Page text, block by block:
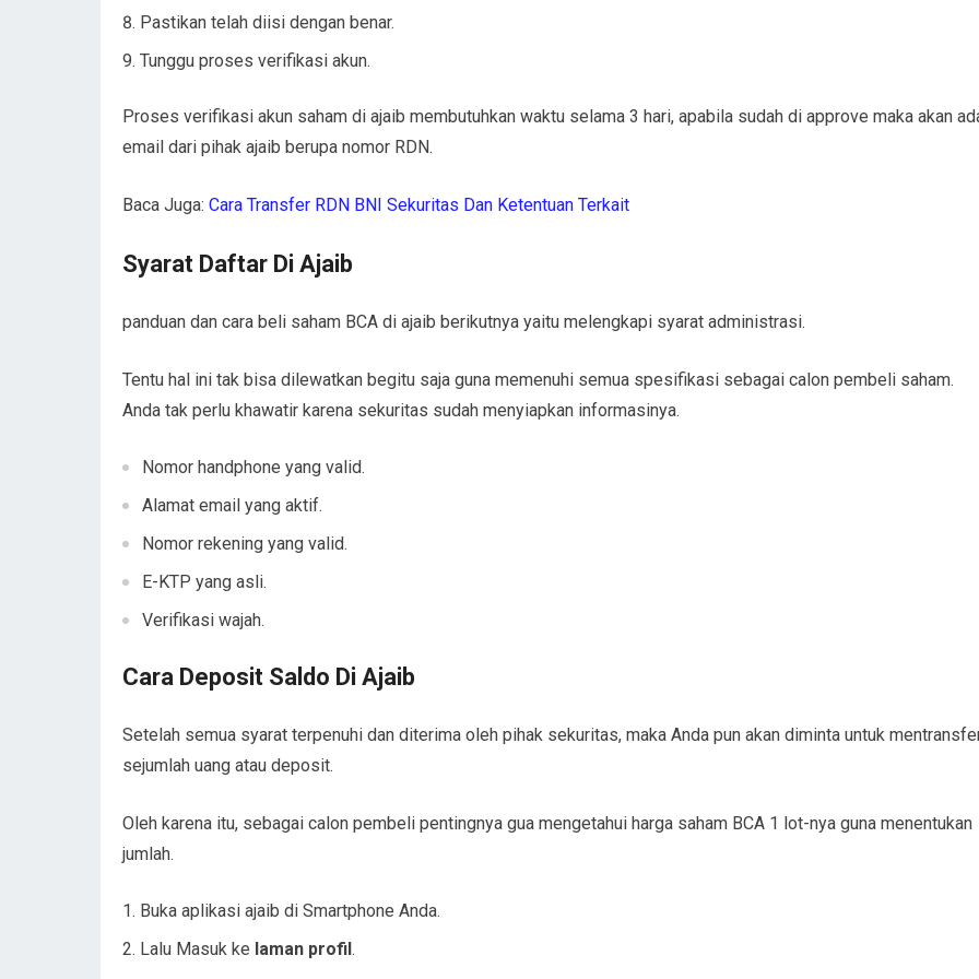
Pastikan telah diisi dengan benar.
Tunggu proses verifikasi akun.
Proses verifikasi akun saham di ajaib membutuhkan waktu selama 3 hari, apabila sudah di approve maka akan
email dari pihak ajaib berupa nomor RDN.
Baca Juga: Cara Transfer RDN BNI Sekuritas Dan Ketentuan Terkait
Syarat Daftar Di Ajaib
panduan dan cara beli saham BCA di ajaib berikutnya yaitu melengkapi syarat administrasi.
Tentu hal ini tak bisa dilewatkan begitu saja guna memenuhi semua spesifikasi sebagai calon pembeli saham.
Anda tak perlu khawatir karena sekuritas sudah menyiapkan informasinya.
Nomor handphone yang valid.
Alamat email yang aktif.
Nomor rekening yang valid.
E-KTP yang asli.
Verifikasi wajah.
Cara Deposit Saldo Di Ajaib
Setelah semua syarat terpenuhi dan diterima oleh pihak sekuritas, maka Anda pun akan diminta untuk
sejumlah uang atau deposit.
Oleh karena itu, sebagai calon pembeli pentingnya gua mengetahui harga saham BCA 1 lot-nya guna menentukan
jumlah.
Buka aplikasi ajaib di Smartphone Anda.
Lalu Masuk ke laman profil.